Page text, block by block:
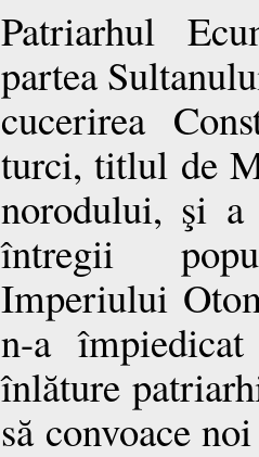
Patriarhul
partea
cucerirea
turci, titlul de
norodului, şi a
întregii
Imperiului
n-a
înlăture
să convoace